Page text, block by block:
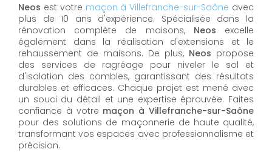
Neos est votre maçon à Villefranche-sur-Saône avec
plus de 10 ans d'expérience. Spécialisée dans la
rénovation complète de maisons, Neos excelle
également dans la réalisation d'extensions et le
rehaussement de maisons. De plus, Neos propose
des services de ragréage pour niveler le sol et
d'isolation des combles, garantissant des résultats
durables et efficaces. Chaque projet est mené avec
un souci du détail et une expertise éprouvée. Faites
confiance à votre maçon à Villefranche-sur-Saône
pour des solutions de maçonnerie de haute qualité,
transformant vos espaces avec professionnalisme et
précision.